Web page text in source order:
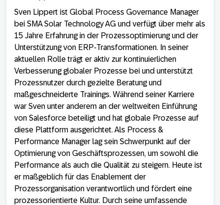
Sven Lippert ist Global Process Governance Manager
bei SMA Solar Technology AG und verfügt über mehr als
15 Jahre Erfahrung in der Prozessoptimierung und der
Unterstützung von ERP-Transformationen. In seiner
aktuellen Rolle trägt er aktiv zur kontinuierlichen
Verbesserung globaler Prozesse bei und unterstützt
Prozessnutzer durch gezielte Beratung und
maßgeschneiderte Trainings. Während seiner Karriere
war Sven unter anderem an der weltweiten Einführung
von Salesforce beteiligt und hat globale Prozesse auf
diese Plattform ausgerichtet. Als Process &
Performance Manager lag sein Schwerpunkt auf der
Optimierung von Geschäftsprozessen, um sowohl die
Performance als auch die Qualität zu steigern. Heute ist
er maßgeblich für das Enablement der
Prozessorganisation verantwortlich und fördert eine
prozessorientierte Kultur. Durch seine umfassende